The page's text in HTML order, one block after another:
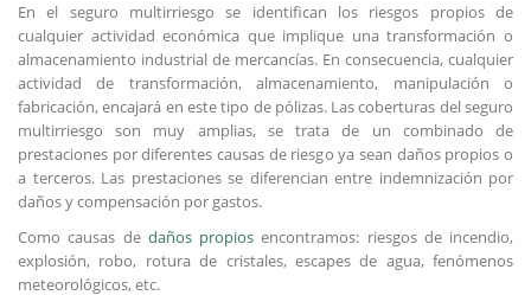
En el seguro multirriesgo se identifican los riesgos propios de
cualquier actividad económica que implique una transformación o
almacenamiento industrial de mercancías. En consecuencia, cualquier
actividad de transformación, almacenamiento, manipulación o
fabricación, encajará en este tipo de pólizas. Las coberturas del seguro
multirriesgo son muy amplias, se trata de un combinado de
prestaciones por diferentes causas de riesgo ya sean daños propios o
a terceros. Las prestaciones se diferencian entre indemnización por
daños y compensación por gastos.
Como causas de daños propios encontramos: riesgos de incendio,
explosión, robo, rotura de cristales, escapes de agua, fenómenos
meteorológicos, etc.